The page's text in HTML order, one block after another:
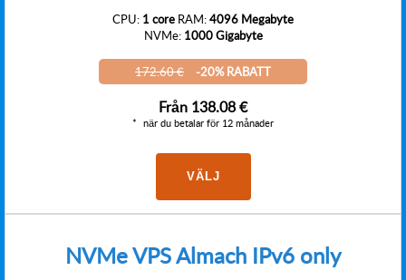
CPU: 1 core RAM:4096 Megabyte
NVMe: 1000 Gigabyte
172.60 € -20% RABATT
Från 138.08 €
när du betalar för 12 månader
VÄLJ
NVMe VPS Almach IPv6 only